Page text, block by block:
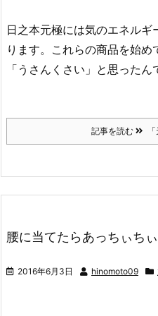
日之本元極には気のエネル
ります。これらの商品を始め
「うさんくさい」と思った
記事を読む
腰に当てたらあっちぃち
2016年6月3日 hinomoto09